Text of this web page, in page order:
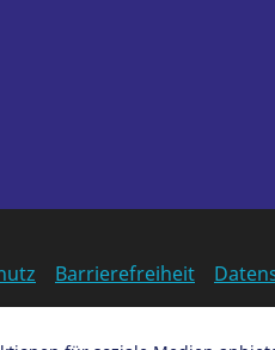
Barrierefreiheit